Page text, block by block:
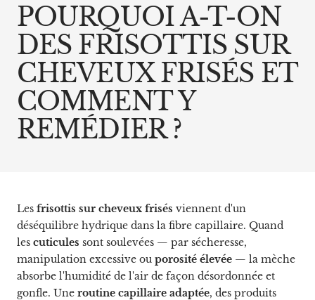
POURQUOI A-T-ON
DES FRISOTTIS SUR
CHEVEUX FRISÉS ET
COMMENT Y
REMÉDIER ?
Les frisottis sur cheveux frisés viennent d'un
déséquilibre hydrique dans la fibre capillaire. Quand
les cuticules sont soulevées — par sécheresse,
manipulation excessive ou porosité élevée — la mèche
absorbe l'humidité de l'air de façon désordonnée et
gonfle. Une routine capillaire adaptée, des produits